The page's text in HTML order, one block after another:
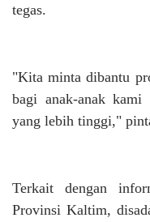
tegas.
"Kita minta dibantu
bagi anak-anak kami
yang lebih tinggi,"
Terkait dengan
Provinsi Kaltim,